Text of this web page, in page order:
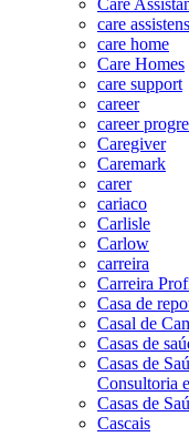
care assistens
care home
Care Homes
care support
career
career
Caregiver
Caremark
carer
cariaco
Carlisle
Carlow
carreira
Carreira
Casa de
Casal de
Casas de
Casas de
Consultoria
Casas de
Cascais